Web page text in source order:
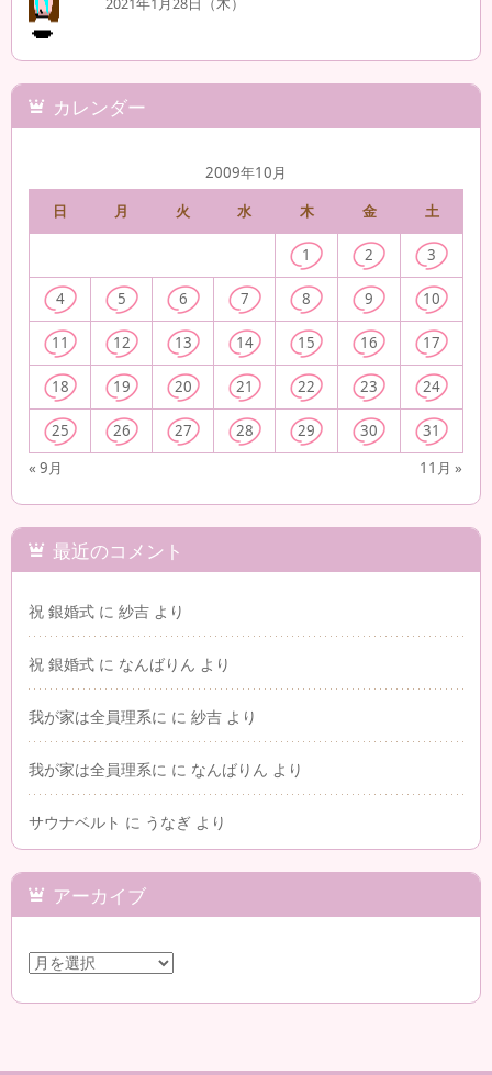
カレンダー
2009年10月
日
月 火 水 木 金 土
« 9月 11月 »
1 2 3
4 5 6 7 8 9 10
11 12 13 14 15 16 17
18 19 20 21 22 23 24
25 26 27 28 29 30 31
最近のコメント
祝 銀婚式 に 紗吉 より
祝 銀婚式 に なんばりん より
我が家は全員理系に に 紗吉 より
我が家は全員理系に に なんばりん より
サウナベルト に うなぎ より
アーカイブ
ア
カ